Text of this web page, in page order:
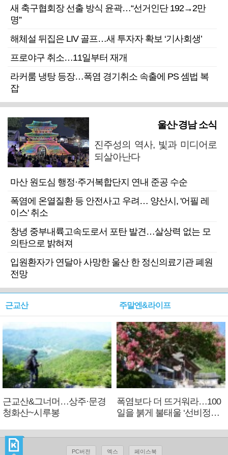
새 축구협회장 선출 방식 윤곽…“선거인단 192→2만
명”
해체설 뒤집은 LIV 골프…새 투자자 확보 ‘기사회생’
프로야구 취소…11일부터 재개
라커룸 냉탕 등장…폭염 경기취소 속출에 PS 셈법 복
잡
울산·경남 소식
진주성의 역사, 빛과 미디어로
되살아난다
마산 원도심 행정·주거복합단지 연내 준공 수순
폭염에 온열질환 등 안전사고 우려… 양산시, '어필 레
이스' 취소
창녕 중부내륙고속도로서 포탄 발견…살상력 없는 모
의탄으로 밝혀져
입원환자가 연달아 사망한 울산 한 정신의료기관 폐원
전망
근교산
근교산&그너머…상주·문경
청화산~시루봉
주말엔&라이프
폭염보다 더 뜨거워라…100
일을 붉게 불태울 ‘선비정신’
PC버전 엑스 페이스북